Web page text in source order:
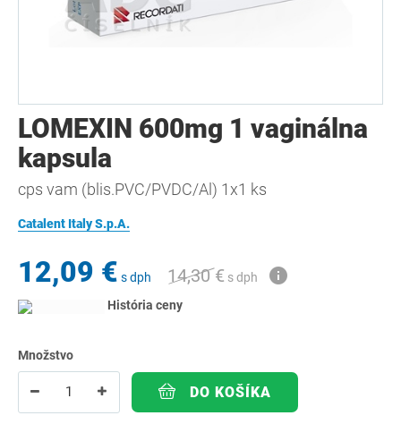
LOMEXIN 600mg 1 vaginálna
kapsula
cps vam (blis.PVC/PVDC/Al) 1x1 ks
Catalent Italy S.p.A.
12,09 € s dph 14,30 € s dph
História ceny
Množstvo
DO KOŠÍKA